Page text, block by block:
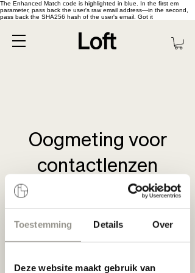
Toestemming Details Over
Deze website maakt gebruik van
The Enhanced Match code is highlighted in blue. In the first em
parameter, pass back the user's raw email address—in the second,
pass back the SHA256 hash of the user's email. Got it
Oogmeting voor
contactlenzen